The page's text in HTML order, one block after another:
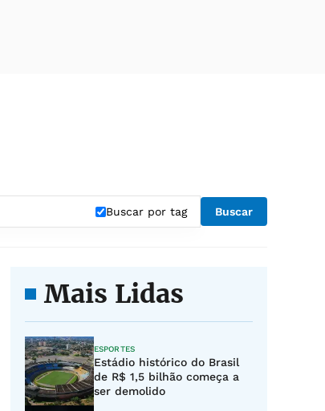
Buscar por tag Buscar
Mais Lidas
ESPORTES
Estádio histórico do Brasil
de R$ 1,5 bilhão começa a
ser demolido